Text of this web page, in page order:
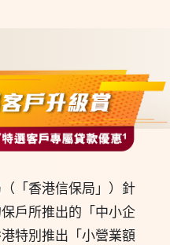
「香港信保局」）針
戶所推出的「中小企
特別推出「小營業額